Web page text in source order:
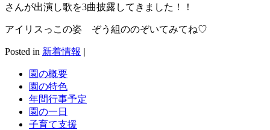
さんが出演し歌を3曲披露してきました！！
アイリスっこの姿 ぞう組ののぞいてみてね♡
Posted in 新着情報 |
園の概要
園の特色
年間行事予定
園の一日
子育て支援